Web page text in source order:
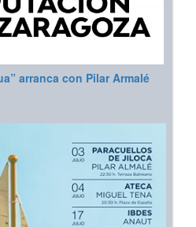
arranca con Pilar Armalé